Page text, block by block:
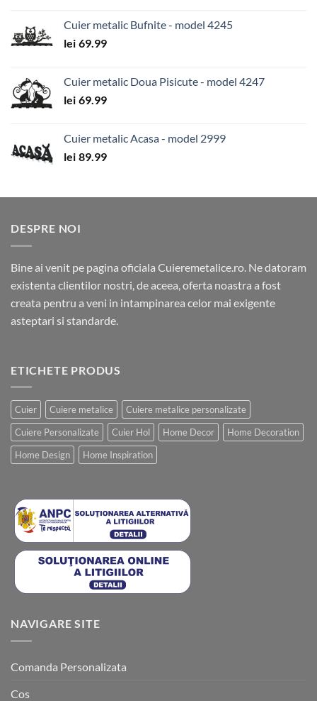
Cuier metalic Bufnite - model 4245
lei 69.99
Cuier metalic Doua Pisicute - model 4247
lei 69.99
Cuier metalic Acasa - model 2999
lei 89.99
DESPRE NOI
Bine ai venit pe pagina oficiala Cuieremetalice.ro. Ne datoram
existenta clientilor nostri, de aceea, oferta noastra a fost
creata pentru a veni in intampinarea celor mai exigente
asteptari si standarde.
ETICHETE PRODUS
Cuier Cuiere metalice
Cuiere metalice personalizate
Cuiere Personalizate
Cuier Hol Home Decor
Home Decoration
Home Design
Home Inspiration
NAVIGARE SITE
Comanda Personalizata
Cos